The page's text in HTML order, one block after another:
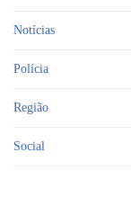
Notícias
Polícia
Região
Social